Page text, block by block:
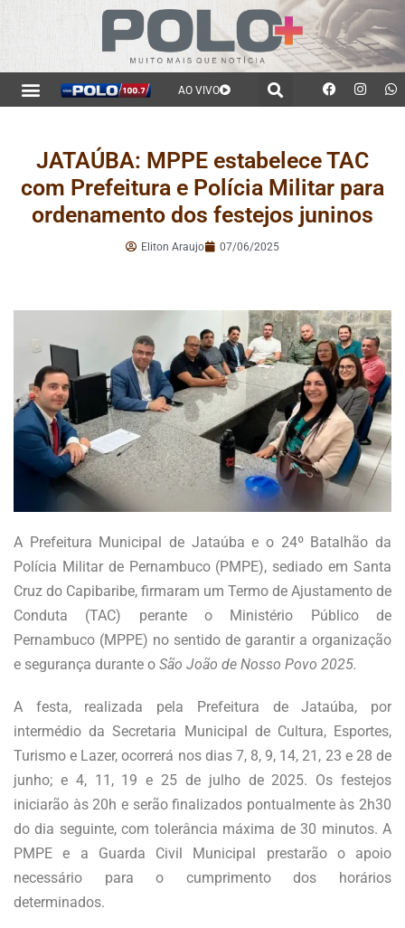
AO VIVO
JATAÚBA: MPPE estabelece TAC
com Prefeitura e Polícia Militar para
ordenamento dos festejos juninos
Eliton Araujo 07/06/2025
A Prefeitura Municipal de Jataúba e o 24º Batalhão da
Polícia Militar de Pernambuco (PMPE), sediado em Santa
Cruz do Capibaribe, firmaram um Termo de Ajustamento de
Conduta (TAC) perante o Ministério Público de
Pernambuco (MPPE) no sentido de garantir a organização
e segurança durante o São João de Nosso Povo 2025.
A festa, realizada pela Prefeitura de Jataúba, por
intermédio da Secretaria Municipal de Cultura, Esportes,
Turismo e Lazer, ocorrerá nos dias 7, 8, 9, 14, 21, 23 e 28 de
junho; e 4, 11, 19 e 25 de julho de 2025. Os festejos
iniciarão às 20h e serão finalizados pontualmente às 2h30
do dia seguinte, com tolerância máxima de 30 minutos. A
PMPE e a Guarda Civil Municipal prestarão o apoio
necessário para o cumprimento dos horários
determinados.